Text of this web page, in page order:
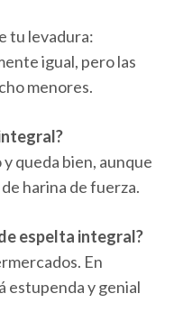
tu levadura:
igual, pero las
menores.
queda bien, aunque
harina de fuerza.
espelta integral?
En
estupenda y genial